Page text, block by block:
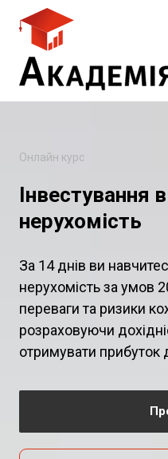
Онлайн курс
Інвестування
нерухомість
За 14 днів ви
нерухомість за умов
переваги та ризики
розраховуючи
отримувати прибуток